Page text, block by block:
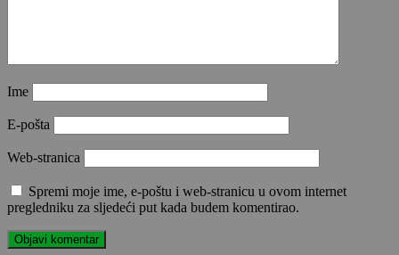
Ime
E-pošta
Web-stranica
Spremi moje ime, e-poštu i web-stranicu u ovom internet
pregledniku za sljedeći put kada budem komentirao.